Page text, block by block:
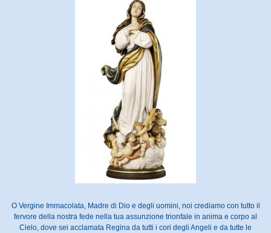
O Vergine Immacolata, Madre di Dio e degli uomini, noi crediamo con tutto il
fervore della nostra fede nella tua assunzione trionfale in anima e corpo al
Cielo, dove sei acclamata Regina da tutti i cori degli Angeli e da tutte le